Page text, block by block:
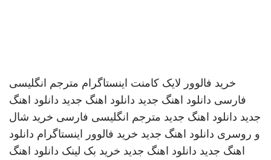
خرید فالوور لایک کامنت اینستاگرام مترجم انگلیسی
فارسی دانلود اهنگ جدید دانلود اهنگ جدید دانلود اهنگ
جدید دانلود اهنگ جدید مترجم انگلیسی فارسی خرید شال
و روسری دانلود اهنگ جدید خرید فالوور اینستاگرام دانلود
اهنگ جدید دانلود اهنگ جدید خرید بک لینک دانلود اهنگ